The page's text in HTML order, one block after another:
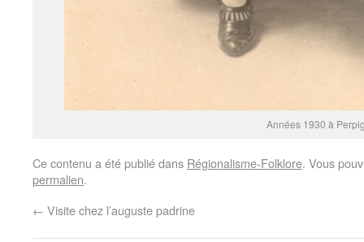
Années 1930 à
Ce contenu a été publié dans Régionalisme-Folklore. Vous
permalien.
← Visite chez l’auguste padrine